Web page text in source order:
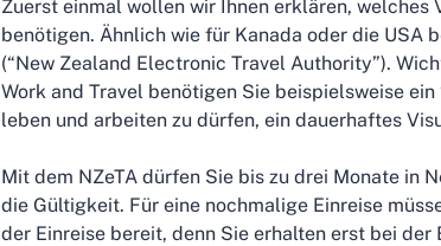
Zuerst einmal wollen wir Ihnen erklären, welches
benötigen. Ähnlich wie für Kanada oder die USA
(“New Zealand Electronic Travel Authority”).
Work and Travel benötigen Sie beispielsweise
leben und arbeiten zu dürfen, ein dauerhaftes
Mit dem NZeTA dürfen Sie bis zu drei Monate in
die Gültigkeit. Für eine nochmalige Einreise
der Einreise bereit, denn Sie erhalten erst bei der